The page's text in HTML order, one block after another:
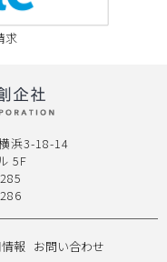
求
浜3-18-14
5F
報 お問い合わせ